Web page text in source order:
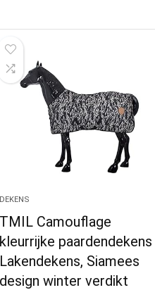
DEKENS
TMIL Camouflage
kleurrijke paardendekens
Lakendekens, Siamees
design winter verdikt